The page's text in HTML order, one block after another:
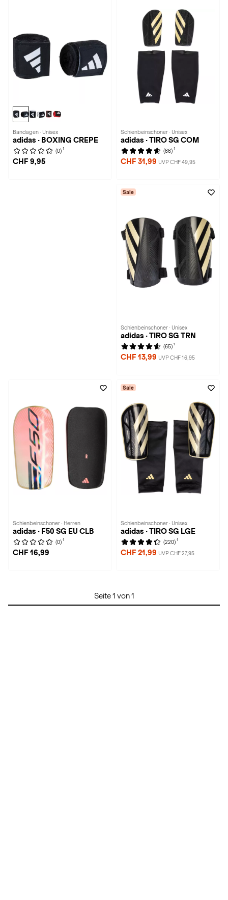
Bandagen · Unisex
adidas · BOXING CREPE
(0) 1
CHF 9,95
Schienbeinschoner · Unisex
adidas · TIRO SG COM
(66) 1
CHF 31,99 UVP CHF 49,95
Sale
Schienbeinschoner · Unisex
adidas · TIRO SG TRN
(65) 1
CHF 13,99 UVP CHF 16,95
Schienbeinschoner · Herren
adidas · F50 SG EU CLB
(0) 1
CHF 16,99
Sale
Schienbeinschoner · Unisex
adidas · TIRO SG LGE
(220) 1
CHF 21,99 UVP CHF 27,95
Seite 1 von 1